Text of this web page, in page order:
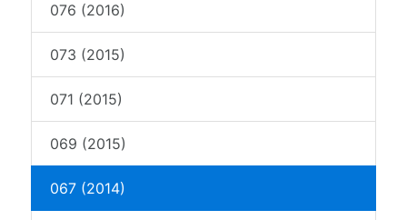
076 (2016)
073 (2015)
071 (2015)
069 (2015)
067 (2014)